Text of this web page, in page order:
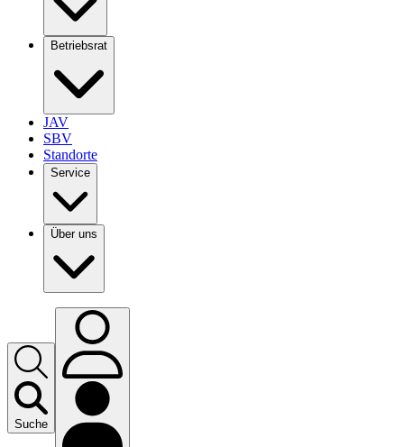
Betriebsrat
JAV
SBV
Standorte
Service
Über uns
Suche